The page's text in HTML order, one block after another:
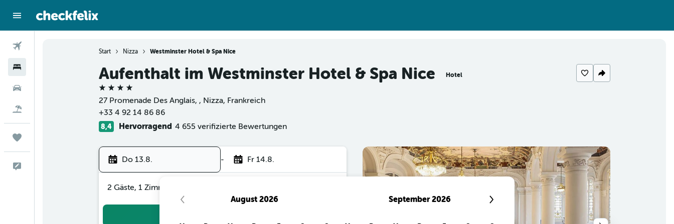
Start Nizza Westminster Hotel & Spa Nice
Aufenthalt im Westminster Hotel & Spa Nice Hotel
4 Sterne
27 Promenade Des Anglais, , Nizza, Frankreich
+33 4 92 14 86 86
8,4 Hervorragend 4 655 verifizierte Bewertungen
Do 13.8. - Fr 14.8.
2 Gäste, 1 Zimmer
August 2026 September 2026